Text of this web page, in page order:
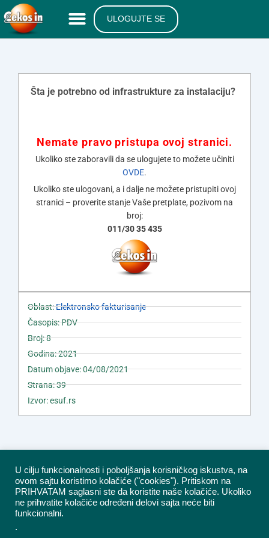
ULOGUJTE SE
Šta je potrebno od infrastrukture za instalaciju?
Nemate pravo pristupa ovoj stranici.
Ukoliko ste zaboravili da se ulogujete to možete učiniti
OVDE.
Ukoliko ste ulogovani, a i dalje ne možete pristupiti ovoj
stranici – proverite stanje Vaše pretplate, pozivom na
broj:
011/30 35 435
Oblast:Elektronsko fakturisanje
Časopis: PDV
Broj: 8
Godina: 2021
Datum objave: 04/08/2021
Strana: 39
Izvor: esuf.rs
U cilju funkcionalnosti i poboljšanja korisničkog iskustva, na
ovom sajtu koristimo kolačiće ("cookies"). Pritiskom na
PRIHVATAM saglasni ste da koristite naše kolačiće. Ukoliko
ne prihvatite kolačiće određeni delovi sajta neće biti
funkcionalni.
.